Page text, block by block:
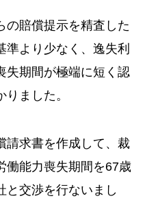
の賠償提示を精査した
準より少なく、逸失利
失期間が極端に短く認
ました。
請求書を作成して、裁
働能力喪失期間を67歳
と交渉を行ないまし